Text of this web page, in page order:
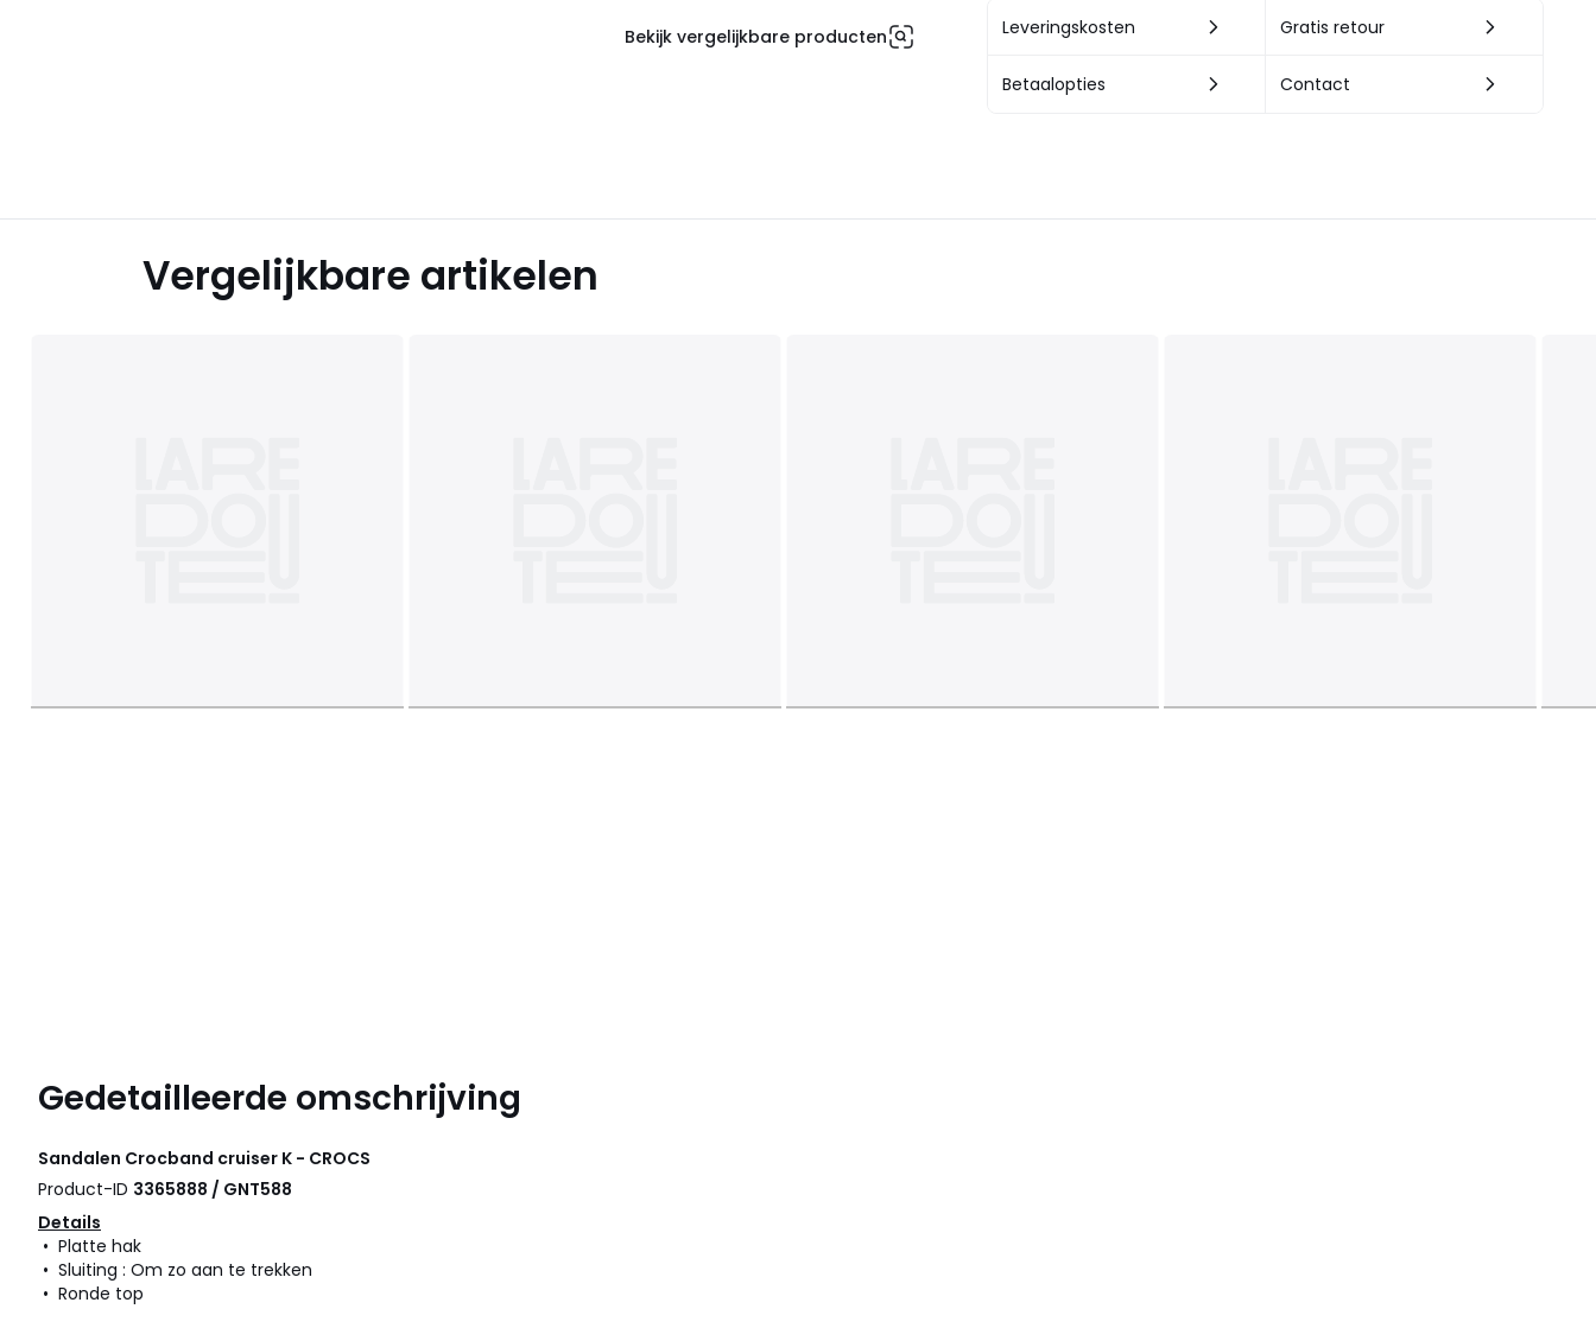
Bekijk vergelijkbare producten Leveringskosten Gratis retour
Betaalopties Contact
Vergelijkbare artikelen
Gedetailleerde omschrijving
Sandalen Crocband cruiser K - CROCS
Product-ID 3365888 / GNT588
Details
• Platte hak
• Sluiting : Om zo aan te trekken
• Ronde top